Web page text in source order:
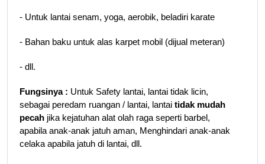
- Untuk lantai senam, yoga, aerobik, beladiri karate
- Bahan baku untuk alas karpet mobil (dijual meteran)
- dll.
Fungsinya : Untuk Safety lantai, lantai tidak licin,
sebagai peredam ruangan / lantai, lantai tidak mudah
pecah jika kejatuhan alat olah raga seperti barbel,
apabila anak-anak jatuh aman, Menghindari anak-anak
celaka apabila jatuh di lantai, dll.